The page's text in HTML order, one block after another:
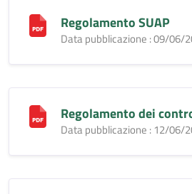
Regolamento SUAP
Data pubblicazione : 09/06/
Regolamento dei
Data pubblicazione : 12/06/